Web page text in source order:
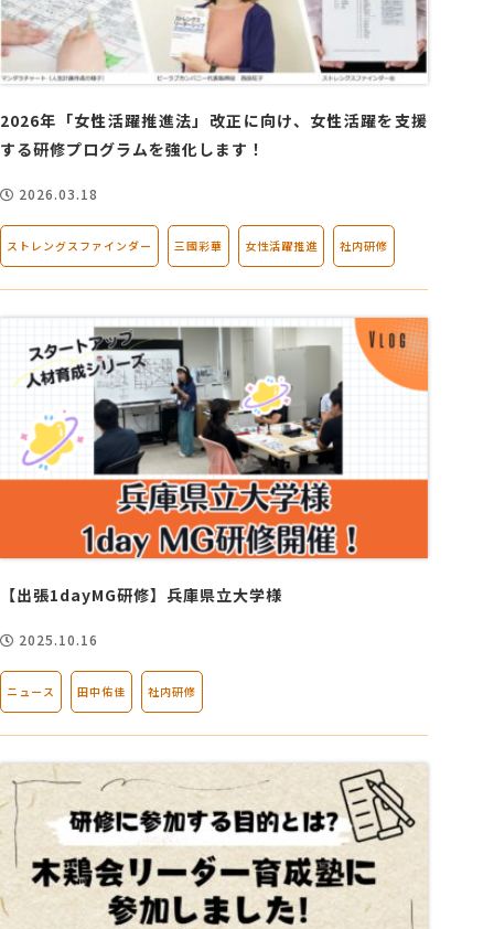
2026年「女性活躍推進法」改正に向け、女性活躍を支援
する研修プログラムを強化します！
2026.03.18
ストレングスファインダー 三國彩華 女性活躍推進 社内研修
【出張1dayMG研修】兵庫県立大学様
2025.10.16
ニュース 田中佑佳 社内研修